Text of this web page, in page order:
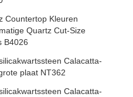
Countertop Kleuren
Quartz Cut-Size
B4026
Calacatta-
plaat NT362
Calacatta-